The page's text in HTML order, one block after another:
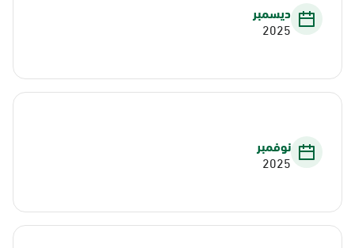
ديسمبر
2025
نوفمبر
2025